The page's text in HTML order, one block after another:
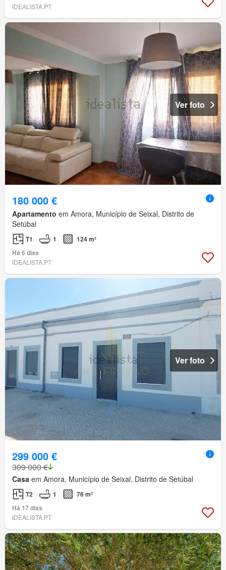
IDEALISTA.PT
Ver foto
180 000 €
Apartamento em Amora, Município de Seixal, Distrito de
Setúbal
T1 1
124 m²
Há 6 dias
IDEALISTA.PT
Ver foto
299 000 €
309 000 €
Casa em Amora, Município de Seixal, Distrito de Setúbal
T2 1
76 m²
Há 17 dias
IDEALISTA.PT